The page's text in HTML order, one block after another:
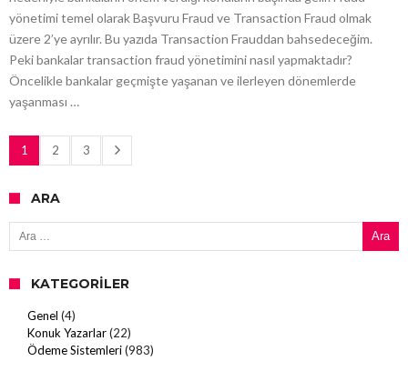
yönetimi temel olarak Başvuru Fraud ve Transaction Fraud olmak
üzere 2’ye ayrılır. Bu yazıda Transaction Frauddan bahsedeceğim.
Peki bankalar transaction fraud yönetimini nasıl yapmaktadır?
Öncelikle bankalar geçmişte yaşanan ve ilerleyen dönemlerde
yaşanması …
1 2 3
ARA
Arama:
KATEGORILER
Genel (4)
Konuk Yazarlar(22)
Ödeme Sistemleri(983)